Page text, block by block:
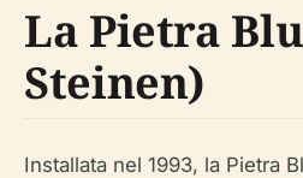
La Pietra
Steinen)
Installata nel 1993, la Pietra